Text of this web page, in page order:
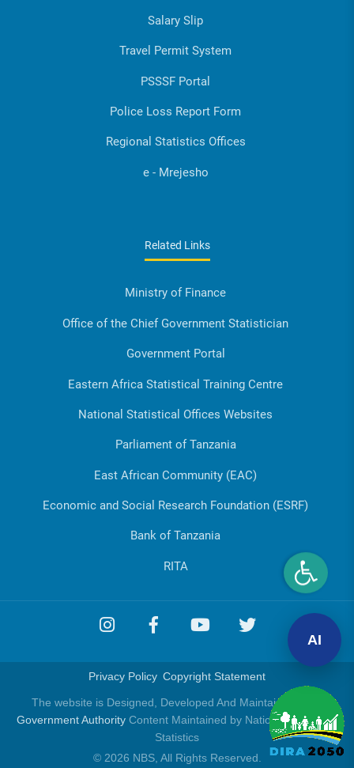
Salary Slip
Travel Permit System
PSSSF Portal
Police Loss Report Form
Regional Statistics Offices
e - Mrejesho
Related Links
Ministry of Finance
Office of the Chief Government Statistician
Government Portal
Eastern Africa Statistical Training Centre
National Statistical Offices Websites
Parliament of Tanzania
East African Community (EAC)
Economic and Social Research Foundation (ESRF)
Bank of Tanzania
RITA
Privacy Policy Copyright Statement
The website is Designed, Developed And Maintained by
Government AuthorityContent Maintained by National Bureau of
Statistics
© 2026 NBS, All Rights Reserved.
AI